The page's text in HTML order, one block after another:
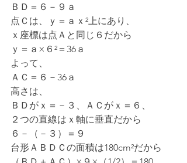
ＢＤ＝６－９ａ
点Ｃは、ｙ＝ａｘ²上にあり、
ｘ座標は点Ａと同じ６だから
ｙ＝ａ×６²＝36ａ
よって、
ＡＣ＝６－36ａ
高さは、
ＢＤがｘ＝－３、ＡＣがｘ＝６、
２つの直線はｘ軸に垂直だから
６－（－３）＝９
台形ＡＢＤＣの面積は180cm²だから